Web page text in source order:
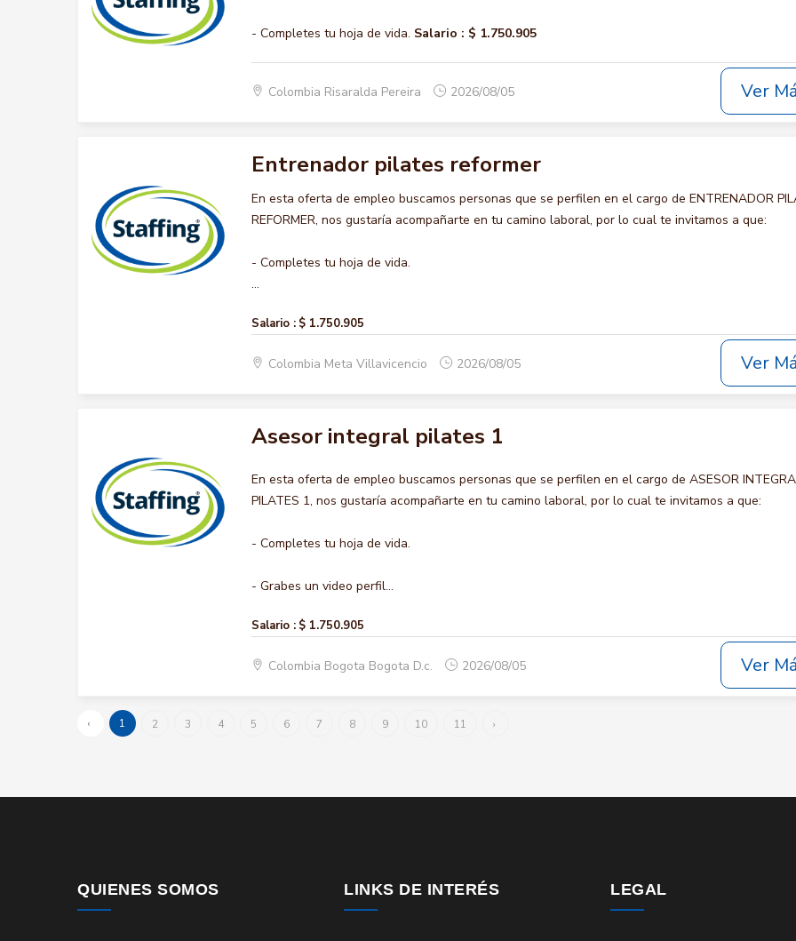
- Completes tu hoja de vida. Salario : $ 1.750.905
Colombia Risaralda Pereira 2026/08/05 Ver
Entrenador pilates reformer
En esta oferta de empleo buscamos personas que se perfilen en el cargo de ENTRENADOR
REFORMER, nos gustaría acompañarte en tu camino laboral, por lo cual te invitamos a que:
- Completes tu hoja de vida.
...
Salario : $ 1.750.905
Colombia Meta Villavicencio 2026/08/05 Ver
Asesor integral pilates 1
En esta oferta de empleo buscamos personas que se perfilen en el cargo de ASESOR
PILATES 1, nos gustaría acompañarte en tu camino laboral, por lo cual te invitamos a que:
- Completes tu hoja de vida.
- Grabes un video perfil...
Salario : $ 1.750.905
Colombia Bogota Bogota D.c. 2026/08/05 Ver
‹ 1 2 3 4 5 6 7 8 9 10 11 ›
QUIENES SOMOS LINKS DE INTERÉS LEGAL